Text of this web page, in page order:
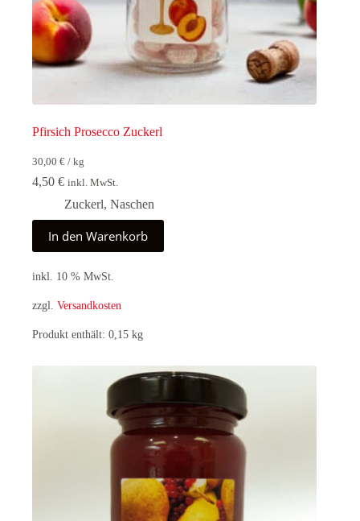
Pfirsich Prosecco Zuckerl
30,00 € / kg
4,50 € inkl. MwSt.
Zuckerl, Naschen
In den Warenkorb
inkl. 10 % MwSt.
zzgl. Versandkosten
Produkt enthält: 0,15 kg